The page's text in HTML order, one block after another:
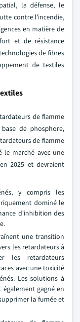
la défense, le
contre l'incendie,
en matière de
et de résistance
de fibres
de textiles
de flamme
de phosphore,
de flamme
le marché avec une
2025 et devraient
y compris les
dominé le
d'inhibition des
une transition
les retardateurs à
les retardateurs
avec une toxicité
Les solutions à
gagné en
la fumée et